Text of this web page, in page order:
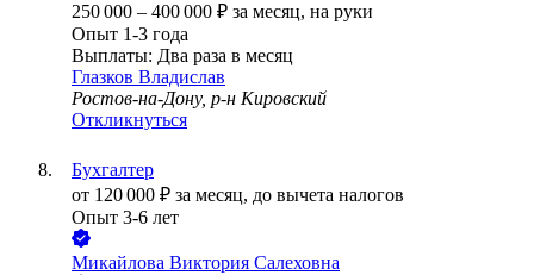
250 000 – 400 000 ₽ за месяц, на руки
Опыт 1-3 года
Выплаты: Два раза в месяц
Глазков Владислав
Ростов-на-Дону, р-н Кировский
Откликнуться
Бухгалтер
от 120 000 ₽ за месяц, до вычета налогов
Опыт 3-6 лет
Микайлова Виктория Салеховна